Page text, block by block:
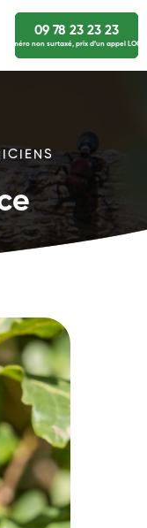
09 78 23 23 23
numéro non surtaxé, prix d’un appel